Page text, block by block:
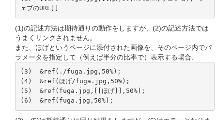
ェブのURL]]
(1)の記述方法は期待通りの動作をしますが、(2)の記述方法では
うまくリンクされません。
また、ほげというページに添付された画像を、そのページ内でパ
ラメータを指定して（例えば半分の比率で）表示する場合、
(3)  &ref(./fuga.jpg,50%);
(4)  &ref(ほげ/fuga.jpg,50%);
(5)  &ref(fuga.jpg,[[ほげ]],50%);
(6)  &ref(fuga.jpg,50%);